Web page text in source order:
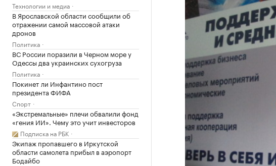
Технологии и медиа
В Ярославской области сообщили об
отражении самой массовой атаки
дронов
Политика
ВС России поразили в Черном море у
Одессы два украинских сухогруза
Политика
Покинет ли Инфантино пост
президента ФИФА
Спорт
«Экстремальные» плечи обвалили фонд
«гения ИИ». Чему это учит инвесторов
Подписка на РБК
Экипаж пропавшего в Иркутской
области самолета прибыл в аэропорт
Бодайбо